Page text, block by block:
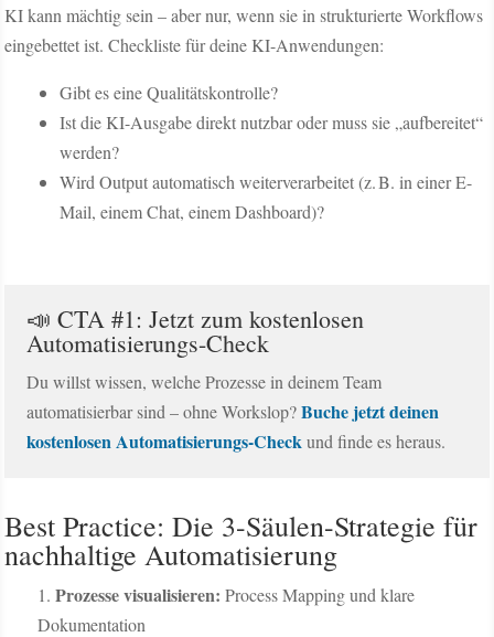
KI kann mächtig sein – aber nur, wenn sie in strukturierte Workflows
eingebettet ist. Checkliste für deine KI-Anwendungen:
Gibt es eine Qualitätskontrolle?
Ist die KI-Ausgabe direkt nutzbar oder muss sie „aufbereitet“
werden?
Wird Output automatisch weiterverarbeitet (z. B. in einer E-
Mail, einem Chat, einem Dashboard)?
📣 CTA #1: Jetzt zum kostenlosen
Automatisierungs-Check
Du willst wissen, welche Prozesse in deinem Team
automatisierbar sind – ohne Workslop?Buche jetzt deinen
kostenlosen Automatisierungs-Checkund finde es heraus.
Best Practice: Die 3-Säulen-Strategie für
nachhaltige Automatisierung
Prozesse visualisieren: Process Mapping und klare
Dokumentation